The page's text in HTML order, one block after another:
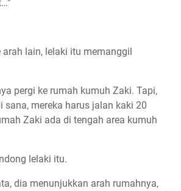
lain, lelaki itu memanggil
pergi ke rumah kumuh Zaki. Tapi,
sana, mereka harus jalan kaki 20
Zaki ada di tengah area kumuh
lelaki itu.
dia menunjukkan arah rumahnya,